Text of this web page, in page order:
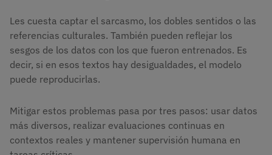
Les cuesta captar el sarcasmo, los dobles sentidos o las
referencias culturales. También pueden reflejar los
sesgos de los datos con los que fueron entrenados. Es
decir, si en esos textos hay desigualdades, el modelo
puede reproducirlas.
Mitigar estos problemas pasa por tres pasos: usar datos
más diversos, realizar evaluaciones continuas en
contextos reales y mantener supervisión humana en